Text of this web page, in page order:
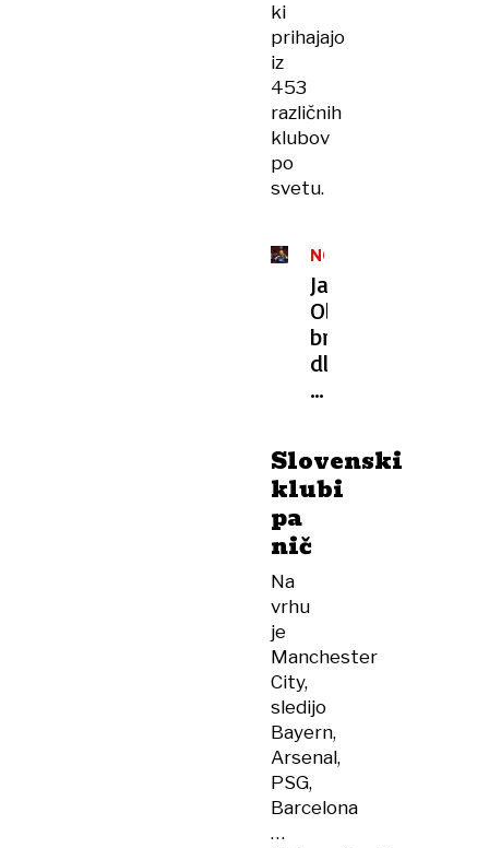
ki
prihajajo
iz
453
različnih
klubov
po
svetu.
NOGOMET
Jan
Oblak
brez
dlake
na
svoji
klubski
Slovenski
klubi
pa
nič
Na
vrhu
je
Manchester
City,
sledijo
Bayern,
Arsenal,
PSG,
Barcelona
…